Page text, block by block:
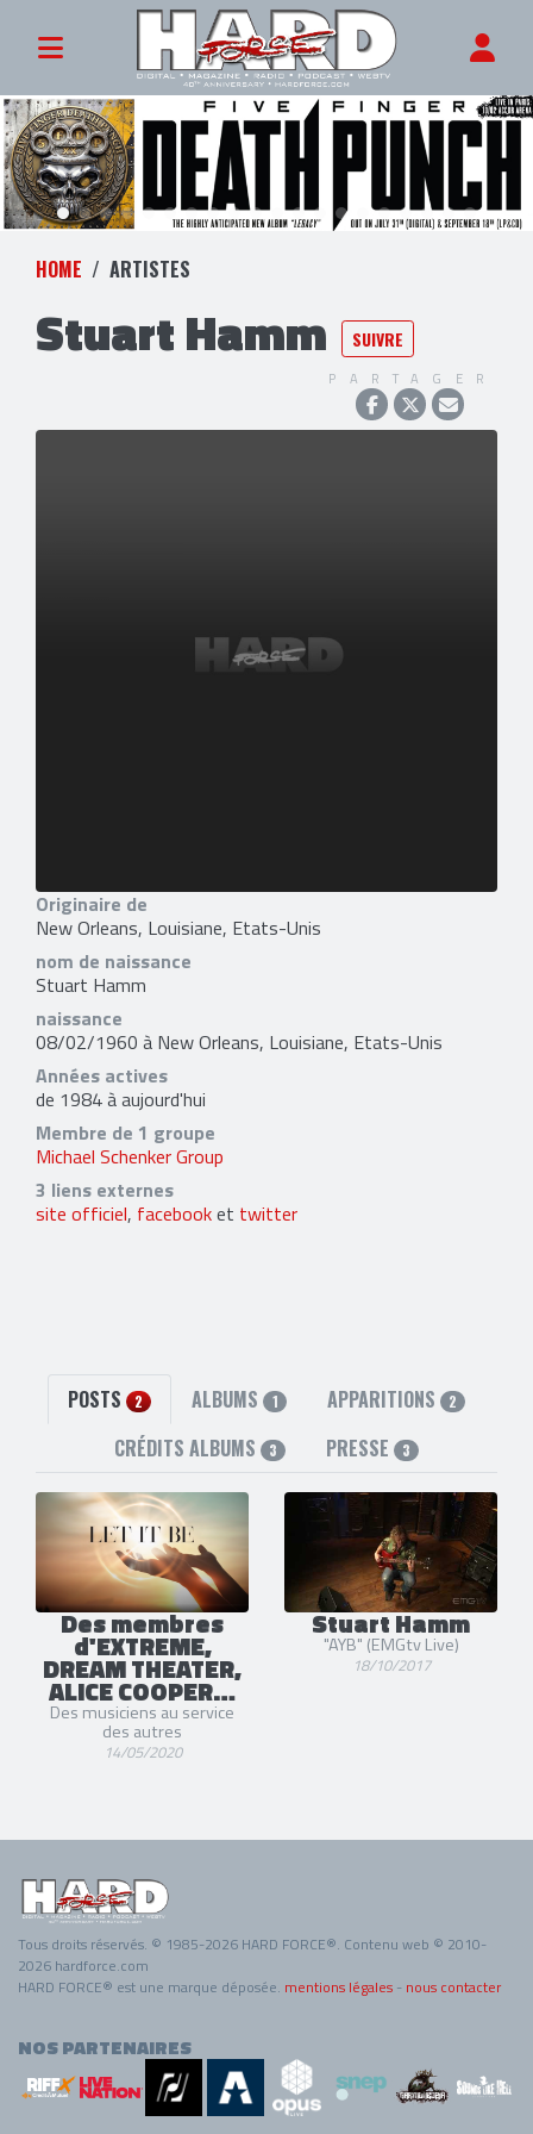
HOME ARTISTES
Stuart Hamm SUIVRE
PARTAGER
Originaire de
New Orleans, Louisiane, Etats-Unis
nom de naissance
Stuart Hamm
naissance
08/02/1960 à New Orleans, Louisiane, Etats-Unis
Années actives
de 1984 à aujourd'hui
Membre de 1 groupe
Michael Schenker Group
3 liens externes
site officiel, facebooket twitter
POSTS 2 ALBUMS 1 APPARITIONS 2
CRÉDITS ALBUMS 3 PRESSE 3
Des membres
d'EXTREME,
DREAM THEATER,
ALICE COOPER…
Des musiciens au service
des autres
14/05/2020
Stuart Hamm
"AYB" (EMGtv Live)
18/10/2017
Tous droits réservés. © 1985-2026 HARD FORCE®. Contenu web © 2010-
2026 hardforce.com
HARD FORCE® est une marque déposée. mentions légales - nous contacter
NOS PARTENAIRES